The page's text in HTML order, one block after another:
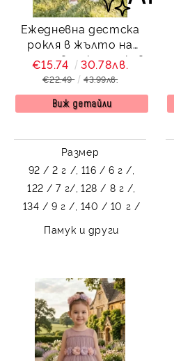
Ежедневна дестска
рокля в жълто на
пластове с къс ръкав
с къдрички, панделка и
Маргарет
€15.74 30.78лв.
€22.49 43.99лв.
Виж детайли
Размер
92 / 2 г /, 116 / 6 г /,
122 / 7 г/, 128 / 8 г /,
134 / 9 г /, 140 / 10 г /
Памук и други